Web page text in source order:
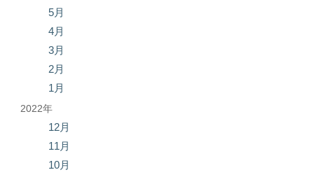
5月
4月
3月
2月
1月
2022年
12月
11月
10月